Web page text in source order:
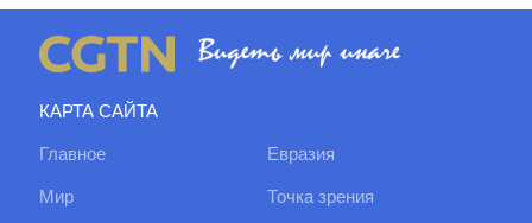
КАРТА САЙТА
Главное
Евразия
Мир
Точка зрения